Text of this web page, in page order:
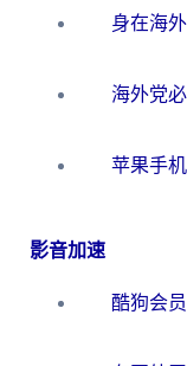
影音加速